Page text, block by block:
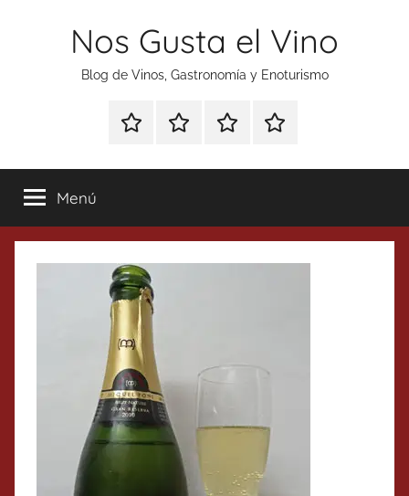
Nos Gusta el Vino
Blog de Vinos, Gastronomía y Enoturismo
Especial
Tonics
Enoturismo
Gastronomía
RankingContacto
Menú